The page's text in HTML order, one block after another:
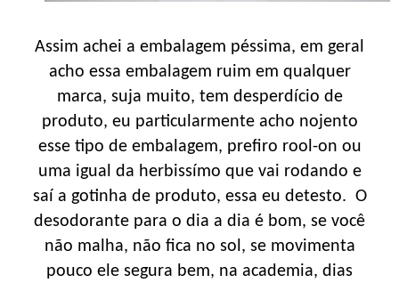
Assim achei a embalagem péssima, em geral
acho essa embalagem ruim em qualquer
marca, suja muito, tem desperdício de
produto, eu particularmente acho nojento
esse tipo de embalagem, prefiro rool-on ou
uma igual da herbissímo que vai rodando e
saí a gotinha de produto, essa eu detesto. O
desodorante para o dia a dia é bom, se você
não malha, não fica no sol, se movimenta
pouco ele segura bem, na academia, dias